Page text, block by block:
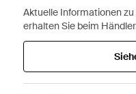
Aktuelle Informationen
erhalten Sie beim